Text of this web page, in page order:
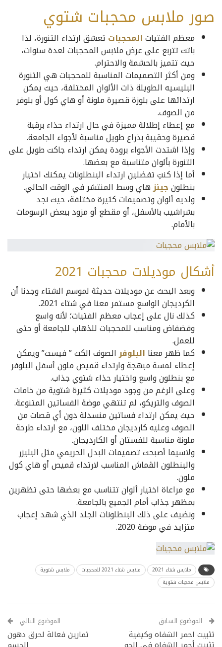
صور ملابس محجبات شتوي
معظم الفتياتالمحجبات تعشق ارتداء التنورة، لذا
باتت تتربع على عرض ملابس المحجبات لعدة سنوات،
حيث تتميز بالحشمة والاحترام.
ومن أكثر التصميمات المناسبة للمحجبات هي التنورة
البليسيه الطويلة ذات الألوان المختلفة، حيث يمكن
ارتدائها على بلوزة قصيرة ملونة أو هاي كول أو بلوفر
من الصوف.
مع إعطاء إطلالة مميزة في حال ارتداء حذاء برقبة
قصيرة وحقيبة بذراع طويل مناسبة لأجواء الجامعة.
وإذا اشتدت الأجواء برودة يمكن ارتداء جاكت طويل على
التنورة بألوان متناسبة مع بعضها.
أما إذا كنتِ تفضلين ارتداء البنطلونات يمكنك اختيار
بنطلونجينزهاي وسط المنتشر في الوقت الحالي.
ولديه ألوان وتصميمات كثيرة مختلفة، حيث نجد
بشراشيب بالأسفل، أو مقطع أو مزود ببعض الرسومات
بالأمام.
أشكال موديلات محجبات 2021
وبعد البحث عن موديلات حديثة لموسم الشتاء وجدنا أن
الكرديجان الواسع مستمر معنا في شتاء 2021.
كذلك نال على إعجاب معظم الفتيات؛ لأنه واسع
وفضفاض ومناسب للمحجبات للذهاب للجامعة أو حتى
للعمل.
كما ظهر معنا البلوفرالصوف الكت ” فيست” ويمكن
إعطاء لمسة مبهجة وارتداء قميص ملون أسفل البلوفر
مع بنطلون واسع واختيار حذاء شتوي جذاب.
وعلى الرغم من وجود موديلات كثيرة شتوية من خامات
الصوف والتريكو، لم تنتهي موضة الفساتين المتنوعة.
حيث يمكن ارتداء فساتين منسدلة دون أي قصات من
الصوف وعليه كارديجان مختلف اللون، مع ارتداء طرحة
ملونة مناسبة للفستان أو الكارديجان.
ولاسيما أصبحت تصميمات البدل الحريمي مثل البليزر
والبنطلون القماش المناسب لارتداء قميص أو هاي كول
ملون.
مع مراعاة اختيار ألوان تتناسب مع بعضها حتى تظهرين
بمظهر جذاب أمام الجميع بالجامعة.
ونضيف على ذلك البنطلونات الجلد الذي شهد إعجاب
متزايد في موضة 2020.
ملابس شتاء 2021 ملابس شتاء 2021 للمحجبات
ملابس شتوية
ملابس محجبات شتوية
الموضوع السابق
تثبيت احمر الشفاه وكيفية
الموضوع التالي
تمارين فعالة لحرق دهون